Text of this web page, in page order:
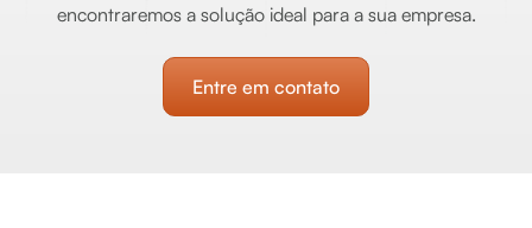
encontraremos a solução ideal para a sua empresa.
Entre em contato